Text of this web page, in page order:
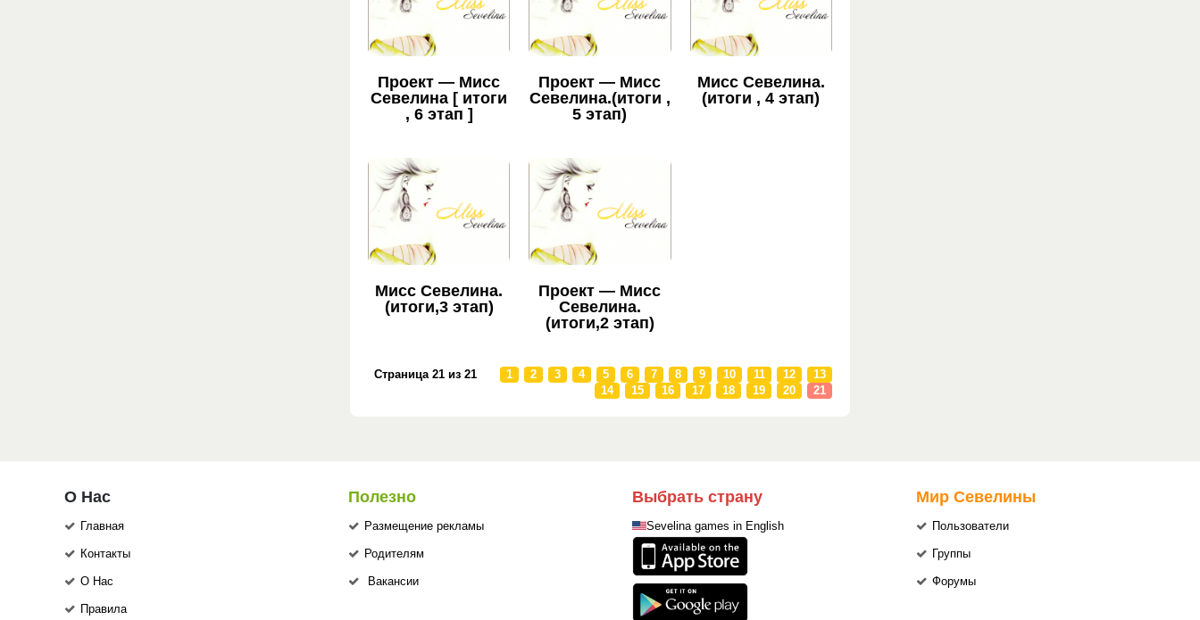
Проект — Мисс
Севелина [ итоги
, 6 этап ]
Проект — Мисс
Севелина.(итоги ,
5 этап)
Мисс Севелина.
(итоги , 4 этап)
Мисс Севелина.
(итоги,3 этап)
Проект — Мисс
Севелина.
(итоги,2 этап)
Страница 21 из 21 1 2 3 4 5 6 7 8 9 10 11 12
13
14
15 16 17 18 19 20 21
О Нас
Главная
Контакты
О Нас
Правила
Полезно
Размещение рекламы
Родителям
Вакансии
Выбрать страну
Sevelina games in English
Мир Севелины
Пользователи
Группы
Форумы